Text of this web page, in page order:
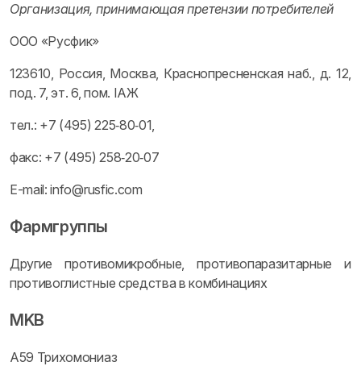
Организация, принимающая претензии потребителей
ООО «Русфик»
123610, Россия, Москва, Краснопресненская наб., д. 12,
под. 7, эт. 6, пом. IАЖ
тел.: +7 (495) 225‑80‑01,
факс: +7 (495) 258‑20‑07
E-mail: info@rusfic.com
Фармгруппы
Другие противомикробные, противопаразитарные и
противоглистные средства в комбинациях
MKB
A59 Трихомониаз